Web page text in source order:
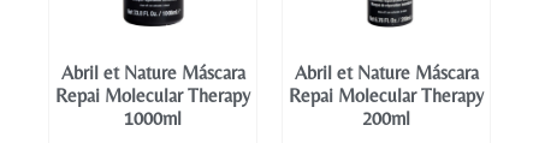
Abril et Nature Máscara
Repai Molecular Therapy
1000ml
Abril et Nature Máscara
Repai Molecular Therapy
200ml